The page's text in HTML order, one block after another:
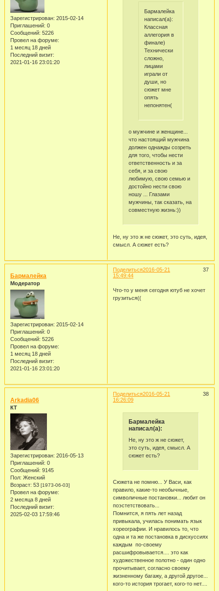
Зарегистрирован: 2015-02-14
Приглашений: 0
Сообщений: 5226
Провел на форуме:
1 месяц 18 дней
Последний визит:
2021-01-16 23:01:20
Бармалейка
написал(а):
Классная
аллегория в
финале)
Технически
сложно,
лицами
играли от
души, но
сюжет мне
опять
непонятен(
о мужчине и женщине...
что настоящий мужчина
должен однажды созреть
для того, чтобы нести
ответственность и за
себя, и за свою
любимую, свою семью и
достойно нести свою
ношу ... Глазами
мужчины, так сказать, на
совместную жизнь:))
Не, ну это ж не сюжет, это суть, идея,
смысл. А сюжет есть?
Поделиться 37
2016-05-21
15:49:44
Бармалейка
Модератор
Зарегистрирован: 2015-02-14
Приглашений: 0
Сообщений: 5226
Провел на форуме:
1 месяц 18 дней
Последний визит:
2021-01-16 23:01:20
Что-то у меня сегодня ютуб не хочет
грузиться((
Поделиться 38
2016-05-21
16:26:09
Arkadia06
КТ
Зарегистрирован: 2016-05-13
Приглашений: 0
Сообщений: 9145
Пол: Женский
Возраст: 53 [1973-06-03]
Провел на форуме:
2 месяца 8 дней
Последний визит:
2025-02-03 17:59:46
Бармалейка
написал(а):
Не, ну это ж не сюжет,
это суть, идея, смысл. А
сюжет есть?
Сюжета не помню... У Васи, как
правило, какие-то необычные,
символичные постановки... любит он
поэстетствовать...
Помнится, я пять лет назад
привыкала, училась понимать язык
хореографии. И нравилось то, что
одна и та же постановка в дискуссиях
каждым по-своему
расшифровывается.... это как
художественное полотно - один одно
прочитывает, согласно своему
жизненному багажу, а другой другое...
кого-то история трогает, кого-то нет....